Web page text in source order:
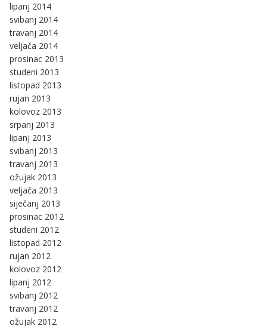
lipanj 2014
svibanj 2014
travanj 2014
veljača 2014
prosinac 2013
studeni 2013
listopad 2013
rujan 2013
kolovoz 2013
srpanj 2013
lipanj 2013
svibanj 2013
travanj 2013
ožujak 2013
veljača 2013
siječanj 2013
prosinac 2012
studeni 2012
listopad 2012
rujan 2012
kolovoz 2012
lipanj 2012
svibanj 2012
travanj 2012
ožujak 2012